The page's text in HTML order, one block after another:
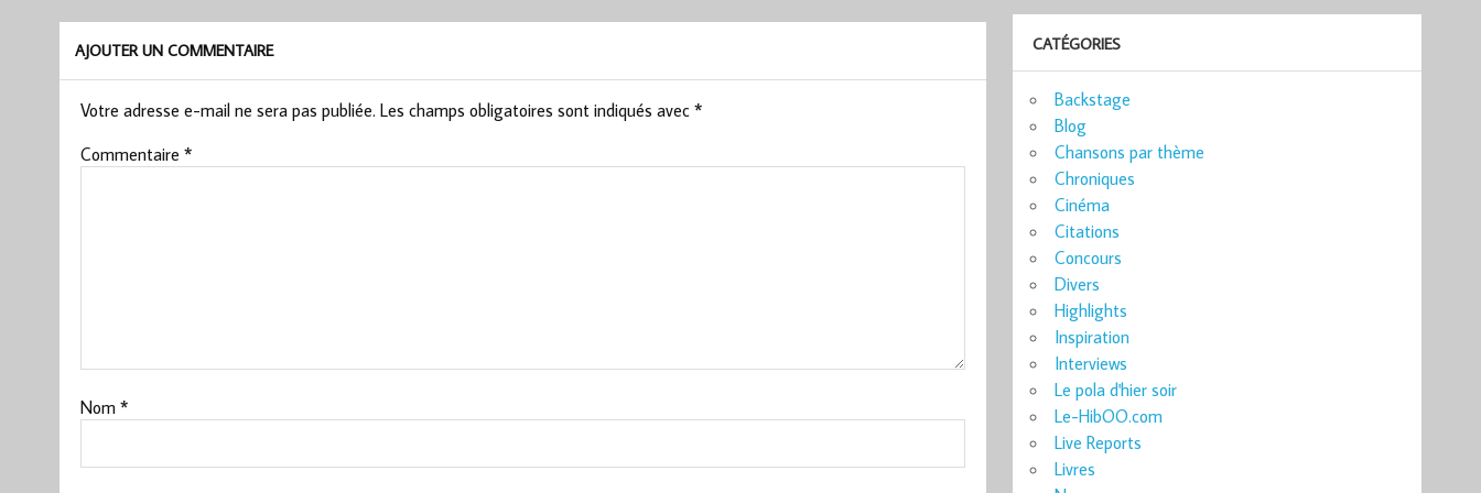
AJOUTER UN COMMENTAIRE
Votre adresse e-mail ne sera pas publiée. Les champs obligatoires sont indiqués avec *
Commentaire *
Nom *
CATÉGORIES
Backstage
Blog
Chansons par thème
Chroniques
Cinéma
Citations
Concours
Divers
Highlights
Inspiration
Interviews
Le pola d'hier soir
Le-HibOO.com
Live Reports
Livres